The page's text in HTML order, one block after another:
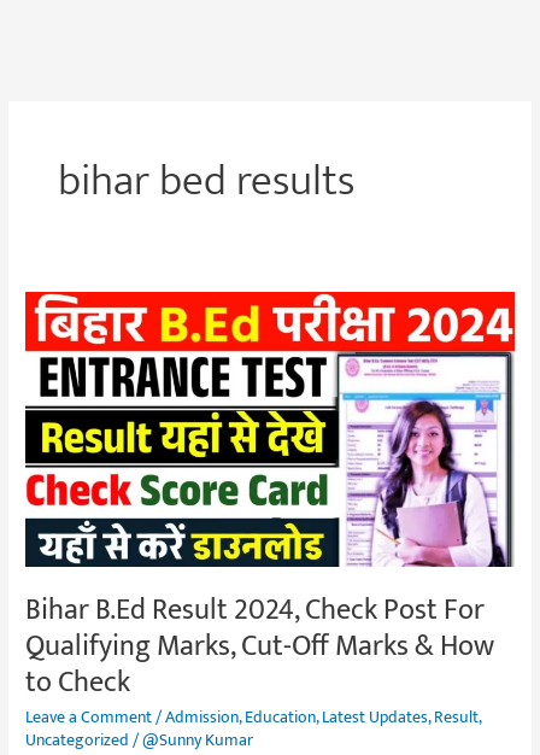
bihar bed results
Bihar B.Ed Result 2024, Check Post For
Qualifying Marks, Cut-Off Marks & How
to Check
Leave a Comment/Admission,Education,Latest Updates,Result,
Uncategorized/@Sunny Kumar
Bihar
B.Ed
Result
2024,
Check
Post
For
Qualifying
Marks,
Off
Marks
&
How
to